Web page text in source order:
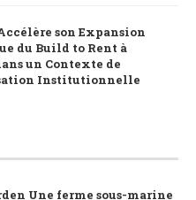
son Expansion
du Build to Rent à
un Contexte de
Institutionnelle
Une ferme sous-marine